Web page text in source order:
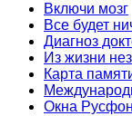
Включи мозг
Все будет
Диагноз
Из жизни
Карта
Окна